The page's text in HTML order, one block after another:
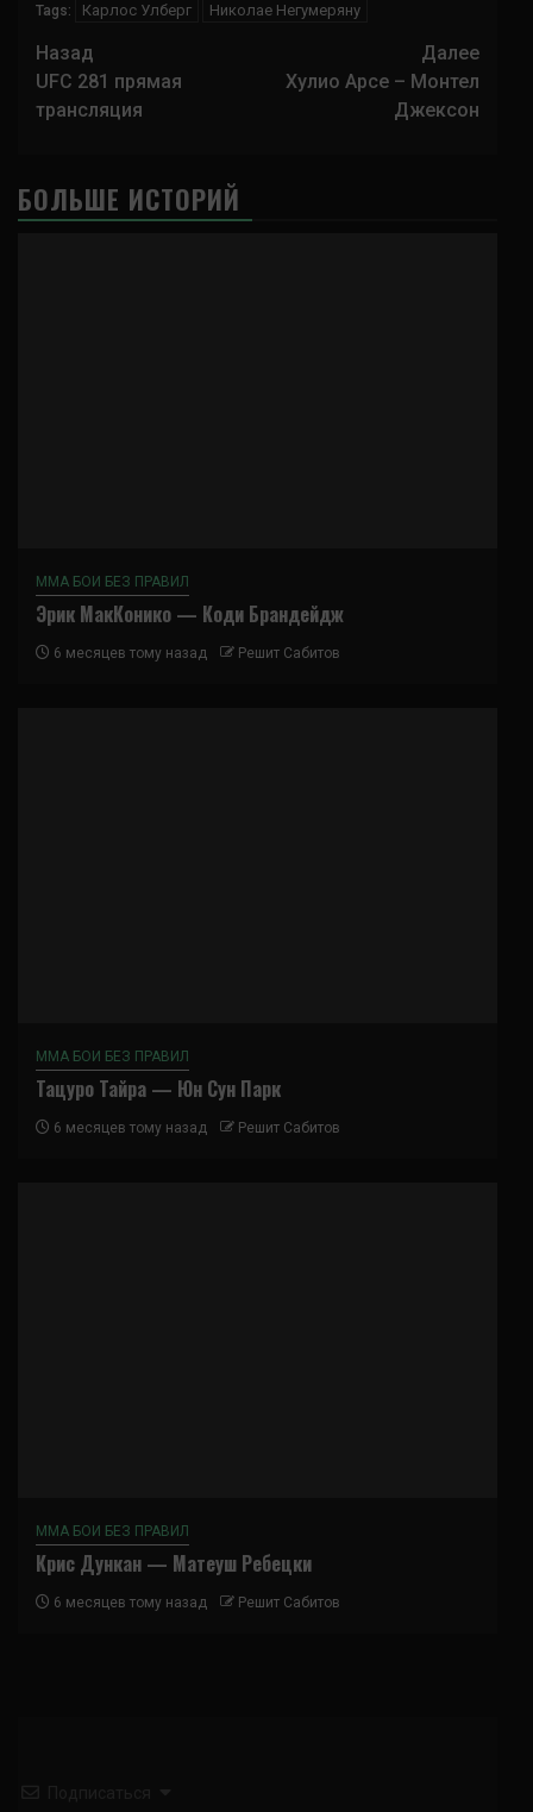
Tags: Карлос Улберг Николае Негумеряну
Навигация
записи
Назад
UFC 281 прямая
трансляция
Далее
Хулио Арсе – Монтел
Джексон
БОЛЬШЕ ИСТОРИЙ
ММА БОИ БЕЗ ПРАВИЛ
Эрик МакКонико — Коди Брандейдж
6 месяцев тому назад Решит Сабитов
ММА БОИ БЕЗ ПРАВИЛ
Тацуро Тайра — Юн Сун Парк
6 месяцев тому назад Решит Сабитов
ММА БОИ БЕЗ ПРАВИЛ
Крис Дункан — Матеуш Ребецки
6 месяцев тому назад Решит Сабитов